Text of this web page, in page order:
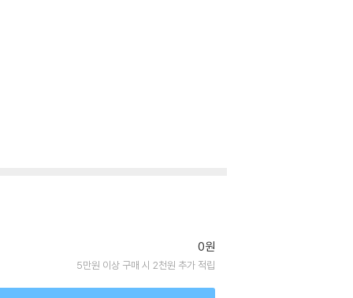
0원
5만원 이상 구매 시 2천원 추가 적립